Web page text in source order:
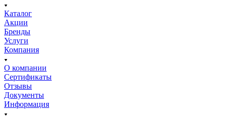
Каталог
Акции
Бренды
Услуги
Компания
О компании
Сертификаты
Отзывы
Документы
Информация